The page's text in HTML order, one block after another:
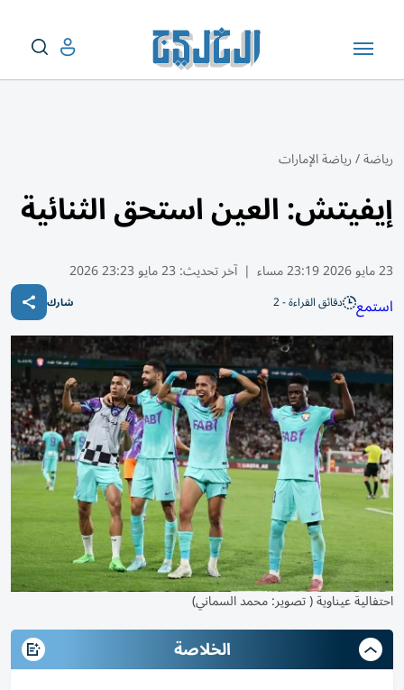
رياضة/رياضة الإمارات
إيفيتش: العين استحق الثنائية
23 مايو 2026 23:19 مساء | آخر تحديث: 23 مايو 23:23 2026
استمع دقائق القراءة - 2 شارك
احتفالية عيناوية ( تصوير: محمد السماني)
الخلاصة